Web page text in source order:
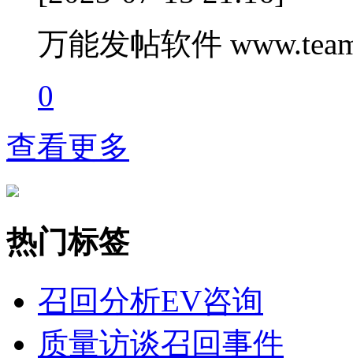
万能发帖软件
0
查看更多
热门标签
召回分析EV咨询
质量访谈召回事件